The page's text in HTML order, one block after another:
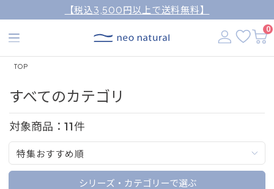
【税込3,500円以上で送料無料】
0
TOP
すべてのカテゴリ
対象商品： 11件
特集おすすめ順
シリーズ・カテゴリーで選ぶ